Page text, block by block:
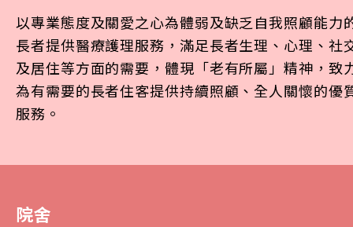
以專業態度及關愛之心為體弱及缺乏自我照顧能力
長者提供醫療護理服務，滿足長者生理、心理、社
及居住等方面的需要，體現「老有所屬」精神，致
為有需要的長者住客提供持續照顧、全人關懷的優
服務。
院舍